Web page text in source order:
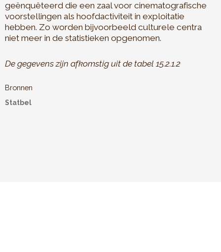
geënquêteerd die een zaal voor cinematografische
voorstellingen als hoofdactiviteit in exploitatie
hebben. Zo worden bijvoorbeeld culturele centra
niet meer in de statistieken opgenomen.
De gegevens zijn afkomstig uit de tabel 15.2.1.2
Bronnen
Statbel